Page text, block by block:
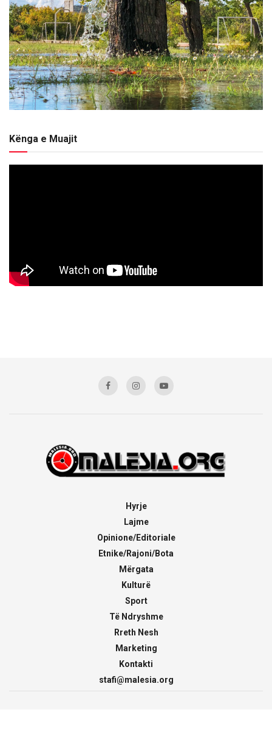
Kënga e Muajit
Hyrje
Lajme
Opinione/Editoriale
Etnike/Rajoni/Bota
Mërgata
Kulturë
Sport
Të Ndryshme
Rreth Nesh
Marketing
Kontakti
stafi@malesia.org